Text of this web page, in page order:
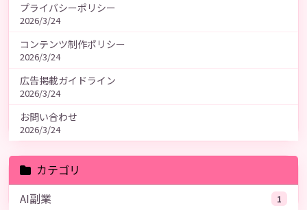
プライバシーポリシー
2026/3/24
コンテンツ制作ポリシー
2026/3/24
広告掲載ガイドライン
2026/3/24
お問い合わせ
2026/3/24
カテゴリ
AI副業
1